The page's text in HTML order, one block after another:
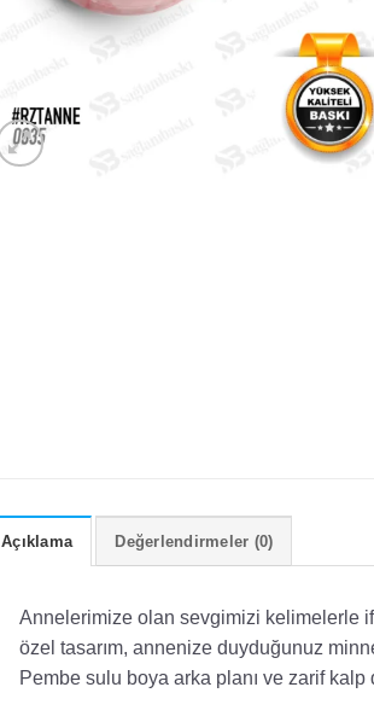
Açıklama Değerlendirmeler (0)
Annelerimize olan sevgimizi kelimelerle
özel tasarım, annenize duyduğunuz
Pembe sulu boya arka planı ve zarif